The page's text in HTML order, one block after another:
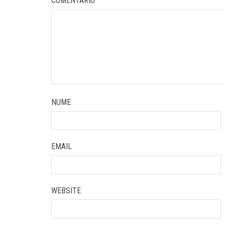
NUME
EMAIL
WEBSITE